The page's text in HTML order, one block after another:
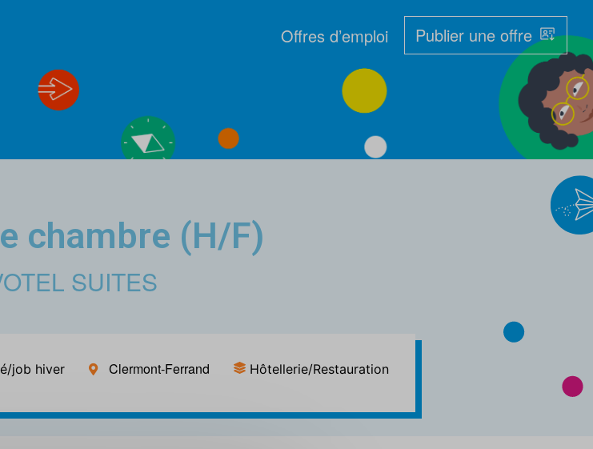
Offres d’emploi Publier une offre
chambre (H/F)
SUITES
job hiver Clermont-Ferrand Hôtellerie/Restauration